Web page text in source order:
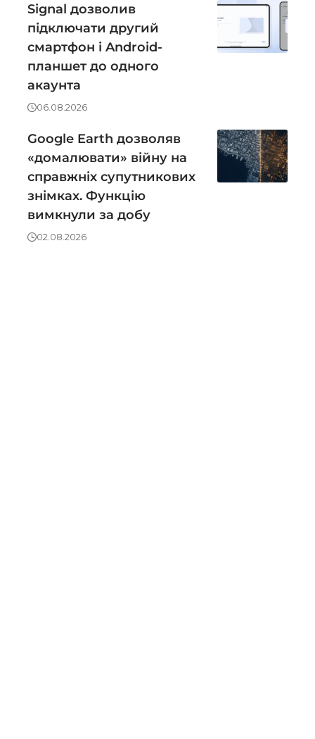
Signal дозволив
підключати другий
смартфон і Android-
планшет до одного
акаунта
06.08.2026
Google Earth дозволяв
«домалювати» війну на
справжніх супутникових
знімках. Функцію
вимкнули за добу
02.08.2026